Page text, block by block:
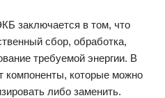
заключается в том, что
сбор, обработка,
требуемой энергии. В
компоненты, которые можно
либо заменить.